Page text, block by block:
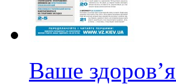
Ваше здоров’я